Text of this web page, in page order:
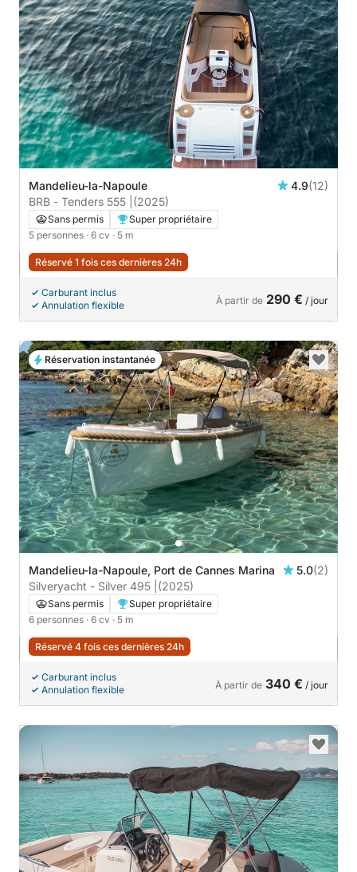
Mandelieu-la-Napoule 4.9(12)
BRB - Tenders 555 | (2025)
Sans permis
Super propriétaire
5 personnes · 6 cv · 5 m
Réservé 1 fois ces dernières 24h
Carburant inclus
Annulation flexible
À partir de 290 € / jour
Mandelieu-la-Napoule, Port de Cannes Marina 5.0(2)
Silveryacht - Silver 495 | (2025)
Sans permis
Super propriétaire
6 personnes · 6 cv · 5 m
Réservé 4 fois ces dernières 24h
Carburant inclus
Annulation flexible
À partir de 340 € / jour
Réservation instantanée